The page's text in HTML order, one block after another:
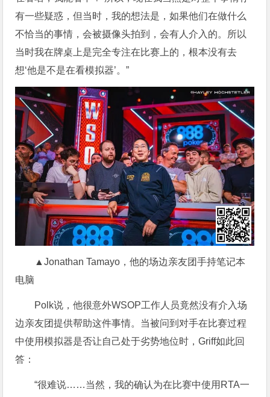
有一些疑惑，但当时，我的想法是，如果他们在做什么
不恰当的事情，会被摄像头拍到，会有人介入的。所以
当时我在牌桌上是完全专注在比赛上的，根本没有去
想‘他是不是在看模拟器’。”
▲Jonathan Tamayo，他的场边亲友团手持笔记本
电脑
Polk说，他很意外WSOP工作人员竟然没有介入场
边亲友团提供帮助这件事情。当被问到对手在比赛过程
中使用模拟器是否让自己处于劣势地位时，Griff如此回
答：
“很难说……当然，我的确认为在比赛中使用RTA一